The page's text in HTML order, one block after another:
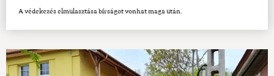
A védekezés elmulasztása bírságot vonhat maga után.